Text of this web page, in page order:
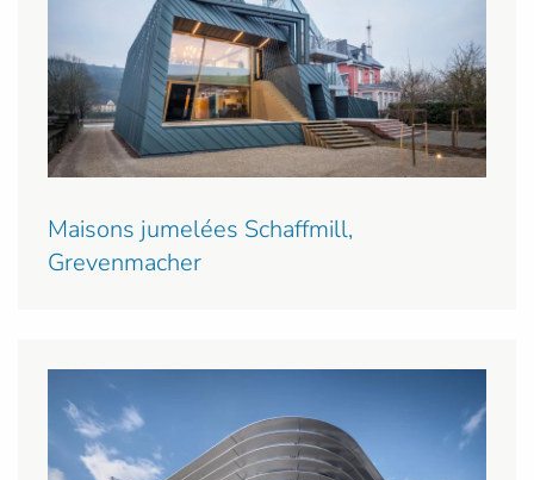
Maisons jumelées Schaffmill,
Grevenmacher